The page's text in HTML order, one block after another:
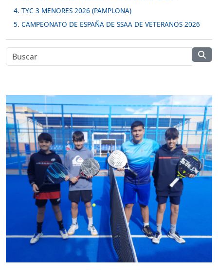
4. TYC 3 MENORES 2026 (PAMPLONA)
5. CAMPEONATO DE ESPAÑA DE SSAA DE VETERANOS 2026